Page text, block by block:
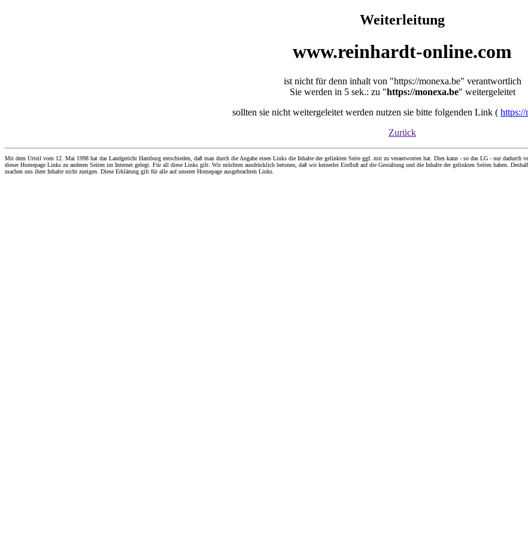
Weiterleitung
www.reinhardt-online.com
ist nicht für denn inhalt von "https://monexa.be" verantwortlich
Sie werden in 5 sek.: zu "https://monexa.be" weitergeleitet
sollten sie nicht weitergeleitet werden nutzen sie bitte folgenden Link ( https://
Zurück
Mit dem Urteil vom 12. Mai 1998 hat das Landgericht Hamburg entschieden, daß man durch die Angabe eines Links die Inhalte der gelinkten Seite ggf. mit zu verantworten hat. Dies kann - so das LG - nur dadurch
dieser Homepage Links zu anderen Seiten im Internet gelegt. Für all diese Links gilt: Wir möchten ausdrücklich betonen, daß wir keinerlei Einfluß auf die Gestaltung und die Inhalte der gelinkten Seiten haben.
machen uns ihrer Inhalte nicht zueigen. Diese Erklärung gilt für alle auf unserer Homepage ausgebrachten Links.